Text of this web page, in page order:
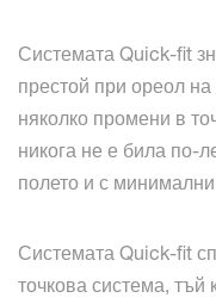
Системата Quick-fit
престой при ореол
няколко промени в
никога не е била по-
полето и с
Системата Quick-fit
точкова система, тъй